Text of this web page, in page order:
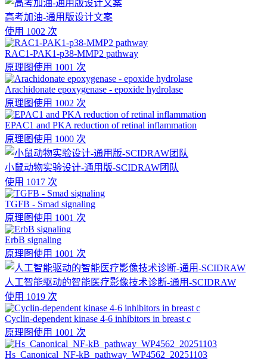
高考加油-通用版设计文案
使用 1002 次
RAC1-PAK1-p38-MMP2 pathway
原理图使用 1001 次
Arachidonate epoxygenase - epoxide hydrolase
原理图使用 1002 次
EPAC1 and PKA reduction of retinal inflammation
原理图使用 1000 次
小鼠动物实验设计-通用版-SCIDRAW团队
使用 1017 次
TGFB - Smad signaling
原理图使用 1001 次
ErbB signaling
原理图使用 1001 次
人工智能驱动的智能医疗影像技术诊断-通用-SCIDRAW
使用 1019 次
Cyclin-dependent kinase 4-6 inhibitors in breast c
原理图使用 1001 次
Hs_Canonical_NF-kB_pathway_WP4562_20251103